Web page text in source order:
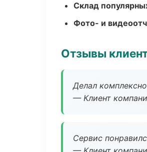
Склад
Фото- и
Отзывы
Делал
— Клиент
Сервис